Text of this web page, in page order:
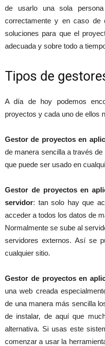
de usarlo una sola
correctamente y en caso de
soluciones para que el
adecuada y sobre todo a
Tipos de
A día de hoy podemos
proyectos y cada uno de ellos
Gestor de proyectos en
de manera sencilla a través
que puede ser usado en
Gestor de proyectos en
servidor: tan solo hay que
acceder a todos los datos de
Normalmente se sube al
servidores externos. Así se
cualquier sitio.
Gestor de proyectos en
una web creada
de una manera más sencilla
de instalar, de aquí que
alternativa. Si usas este
comenzar a usar la